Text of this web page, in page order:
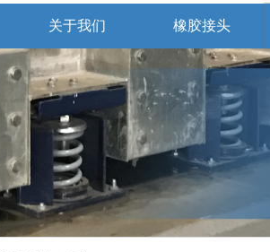
关于我们 橡胶接头